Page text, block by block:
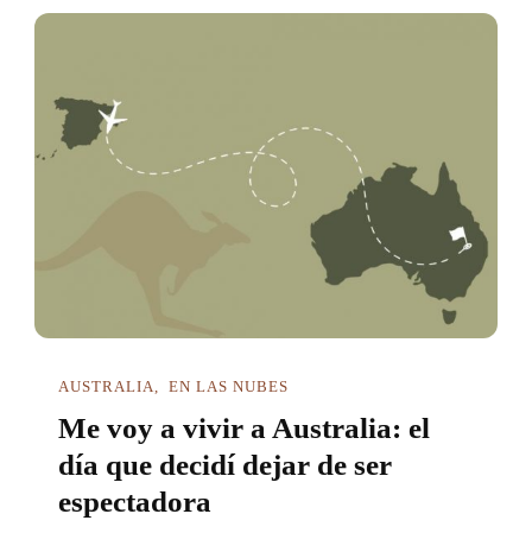
AUSTRALIA EN LAS NUBES
Me voy a vivir a Australia: el
día que decidí dejar de ser
espectadora